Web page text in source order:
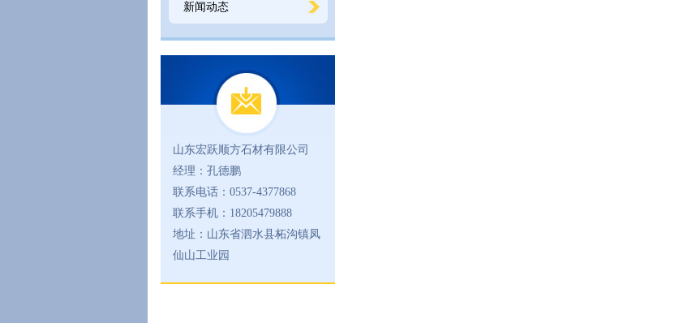
新闻动态
山东宏跃顺方石材有限公司
经理：孔德鹏
联系电话：0537-4377868
联系手机：18205479888
地址：山东省泗水县柘沟镇凤
仙山工业园